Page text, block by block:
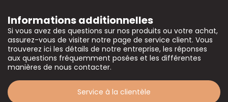
Informations additionnelles
Si vous avez des questions sur nos produits ou votre achat,
assurez-vous de visiter notre page de service client. Vous
trouverez ici les détails de notre entreprise, les réponses
aux questions fréquemment posées et les différentes
manières de nous contacter.
Service à la clientèle